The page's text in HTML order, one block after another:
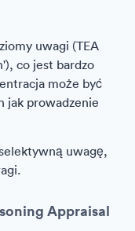
uwagi (TEA
co jest bardzo
może być
jak prowadzenie
uwagę,
Appraisal